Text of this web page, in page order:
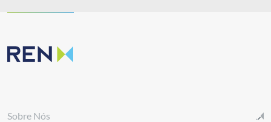
Sobre Nós